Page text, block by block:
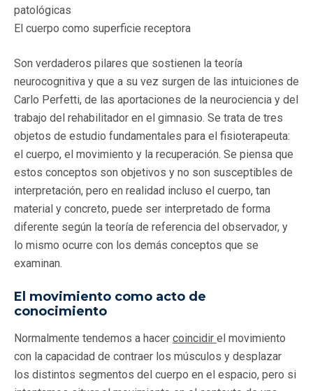
patológicas
El cuerpo como superficie receptora
Son verdaderos pilares que sostienen la teoría
neurocognitiva y que a su vez surgen de las intuiciones de
Carlo Perfetti, de las aportaciones de la neurociencia y del
trabajo del rehabilitador en el gimnasio. Se trata de tres
objetos de estudio fundamentales para el fisioterapeuta:
el cuerpo, el movimiento y la recuperación. Se piensa que
estos conceptos son objetivos y no son susceptibles de
interpretación, pero en realidad incluso el cuerpo, tan
material y concreto, puede ser interpretado de forma
diferente según la teoría de referencia del observador, y
lo mismo ocurre con los demás conceptos que se
examinan.
El movimiento como acto de
conocimiento
Normalmente tendemos a hacer coincidir el movimiento
con la capacidad de contraer los músculos y desplazar
los distintos segmentos del cuerpo en el espacio, pero si